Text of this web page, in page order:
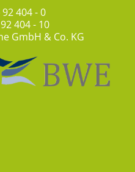
404 - 0
404 - 10
GmbH & Co. KG